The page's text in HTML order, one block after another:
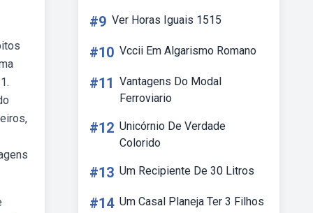
#9 Ver Horas Iguais 1515
#10 Vccii Em Algarismo Romano
#11 Vantagens Do Modal
Ferroviario
#12 Unicórnio De Verdade
Colorido
#13 Um Recipiente De 30 Litros
#14 Um Casal Planeja Ter 3 Filhos